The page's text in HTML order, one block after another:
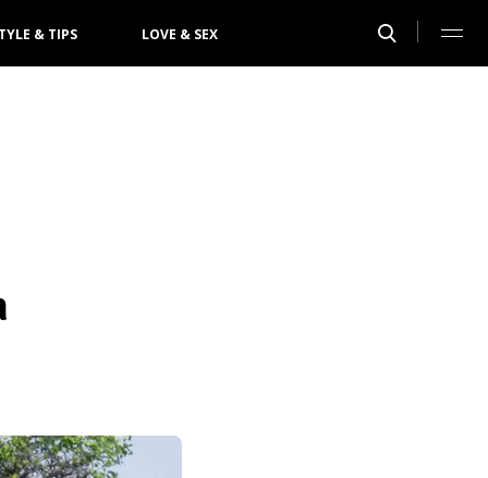
& TIPS LOVE & SEX